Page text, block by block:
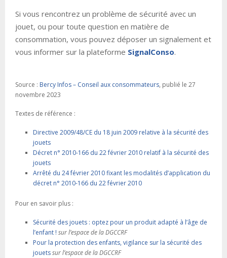
Si vous rencontrez un problème de sécurité avec un
jouet, ou pour toute question en matière de
consommation, vous pouvez déposer un signalement et
vous informer sur la plateforme SignalConso.
Source : Bercy Infos – Conseil aux consommateurs, publié le 27
novembre 2023
Textes de référence :
Directive 2009/48/CE du 18 juin 2009 relative à la sécurité des
jouets
Décret n° 2010-166 du 22 février 2010 relatif à la sécurité des
jouets
Arrêté du 24 février 2010 fixant les modalités d’application du
décret n° 2010-166 du 22 février 2010
Pour en savoir plus :
Sécurité des jouets : optez pour un produit adapté à l’âge de
l’enfant ! sur l’espace de la DGCCRF
Pour la protection des enfants, vigilance sur la sécurité des
jouetssur l’espace de la DGCCRF